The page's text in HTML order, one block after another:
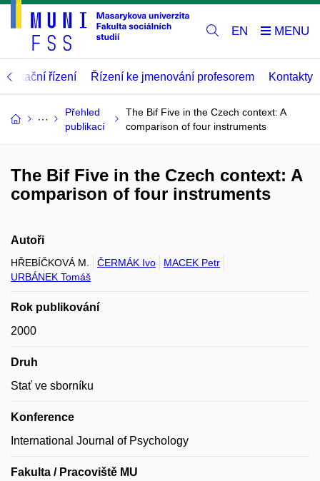
EN
řízení Řízení ke jmenování profesorem Kontakty
Přehled
publikací
The Bif Five in the Czech context: A
comparison of four instruments
The Bif Five in the Czech context: A
comparison of four instruments
Autoři
HŘEBÍČKOVÁ M. ČERMÁK Ivo
MACEK Petr
URBÁNEK Tomáš
Rok publikování
2000
Druh
Stať ve sborníku
Konference
International Journal of Psychology
Fakulta / Pracoviště MU